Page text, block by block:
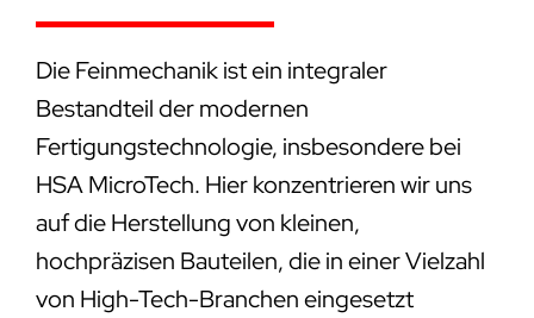
Die Feinmechanik ist ein integraler
Bestandteil der modernen
Fertigungstechnologie, insbesondere bei
HSA MicroTech. Hier konzentrieren wir uns
auf die Herstellung von kleinen,
hochpräzisen Bauteilen, die in einer Vielzahl
von High-Tech-Branchen eingesetzt